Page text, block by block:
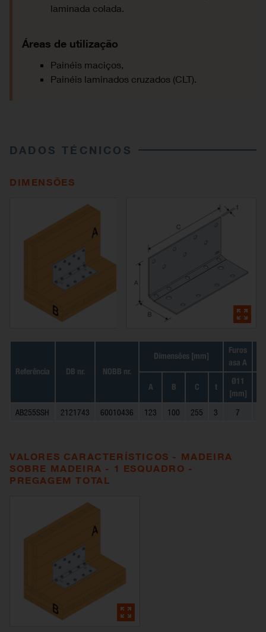
laminada colada.
Áreas de utilização
Painéis maciços,
Painéis laminados cruzados (CLT).
DADOS TÉCNICOS
DIMENSÕES
Referência DB nr. NOBB nr.
Dimensões [mm]
Furos
asa A
A B C t
Ø11
[mm]
AB255SSH 2121743 60010436 123 100 255 3 7
VALORES CARACTERÍSTICOS - MADEIRA
SOBRE MADEIRA - 1 ESQUADRO -
PREGAGEM TOTAL